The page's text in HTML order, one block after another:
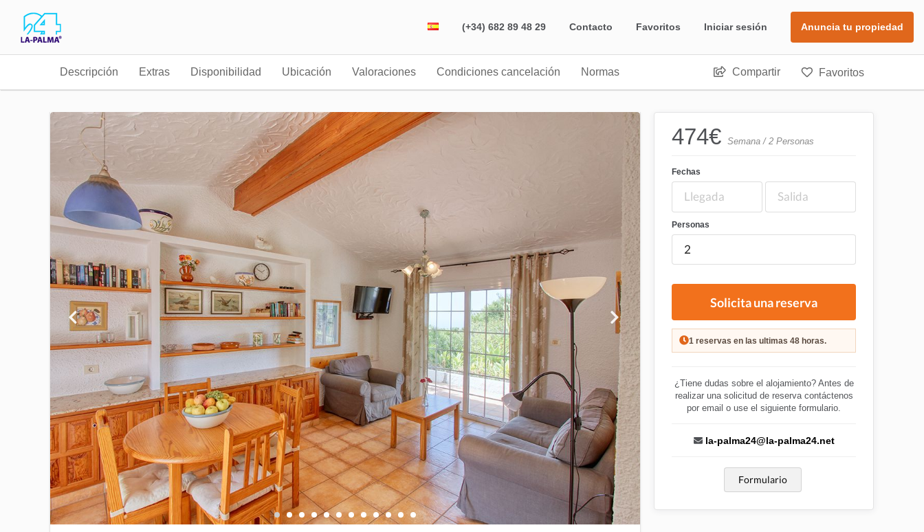
(+34) 682 89 48 29 Contacto Favoritos Iniciar sesión Anuncia tu propiedad
Descripción Extras Disponibilidad Ubicación Valoraciones Condiciones cancelación Normas Compartir Favoritos
474€ Semana / 2 Personas
Fechas
Personas
Solicita una reserva
1 reservas en las ultimas 48 horas.
¿Tiene dudas sobre el alojamiento? Antes de
realizar una solicitud de reserva contáctenos
por email o use el siguiente formulario.
la-palma24@la-palma24.net
Formulario